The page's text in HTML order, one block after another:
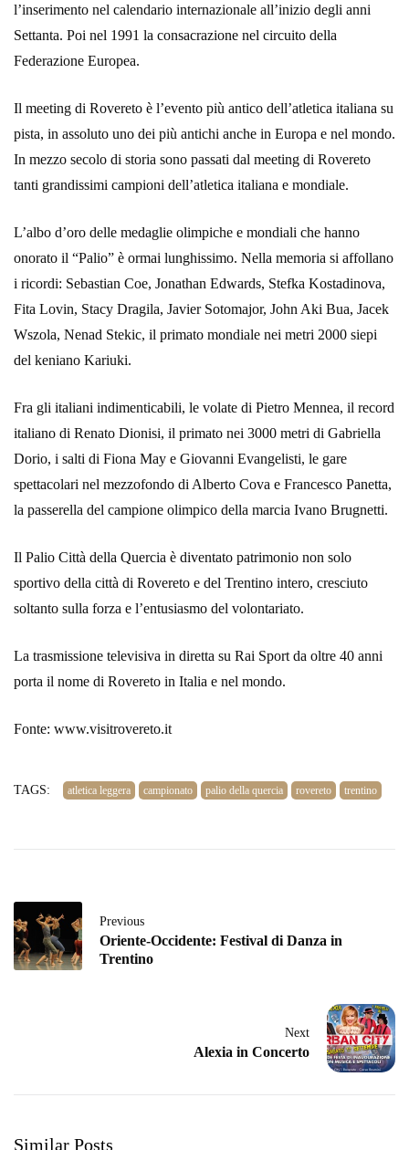
l’inserimento nel calendario internazionale all’inizio degli anni
Settanta. Poi nel 1991 la consacrazione nel circuito della
Federazione Europea.
Il meeting di Rovereto è l’evento più antico dell’atletica italiana su
pista, in assoluto uno dei più antichi anche in Europa e nel mondo.
In mezzo secolo di storia sono passati dal meeting di Rovereto
tanti grandissimi campioni dell’atletica italiana e mondiale.
L’albo d’oro delle medaglie olimpiche e mondiali che hanno
onorato il “Palio” è ormai lunghissimo. Nella memoria si affollano
i ricordi: Sebastian Coe, Jonathan Edwards, Stefka Kostadinova,
Fita Lovin, Stacy Dragila, Javier Sotomajor, John Aki Bua, Jacek
Wszola, Nenad Stekic, il primato mondiale nei metri 2000 siepi
del keniano Kariuki.
Fra gli italiani indimenticabili, le volate di Pietro Mennea, il record
italiano di Renato Dionisi, il primato nei 3000 metri di Gabriella
Dorio, i salti di Fiona May e Giovanni Evangelisti, le gare
spettacolari nel mezzofondo di Alberto Cova e Francesco Panetta,
la passerella del campione olimpico della marcia Ivano Brugnetti.
Il Palio Città della Quercia è diventato patrimonio non solo
sportivo della città di Rovereto e del Trentino intero, cresciuto
soltanto sulla forza e l’entusiasmo del volontariato.
La trasmissione televisiva in diretta su Rai Sport da oltre 40 anni
porta il nome di Rovereto in Italia e nel mondo.
Fonte: www.visitrovereto.it
TAGS: atletica leggera campionato palio della quercia rovereto trentino
Previous
Oriente-Occidente: Festival di Danza in
Trentino
Next
Alexia in Concerto
Similar Posts